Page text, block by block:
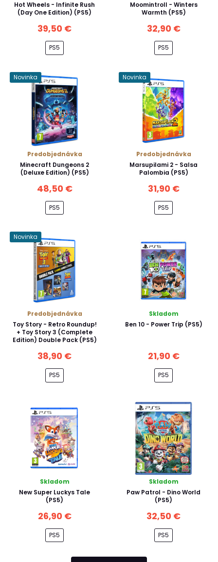
Hot Wheels - Infinite Rush
(Day One Edition) (PS5)
39,50 €
PS5
Moomintroll - Winters
Warmth (PS5)
32,90 €
PS5
Novinka
Predobjednávka
Minecraft Dungeons 2
(Deluxe Edition) (PS5)
48,50 €
PS5
Novinka
Predobjednávka
Marsupilami 2 - Salsa
Palombia (PS5)
31,90 €
PS5
Novinka
Predobjednávka
Toy Story - Retro Roundup!
+ Toy Story 3 (Complete
Edition) Double Pack (PS5)
38,90 €
PS5
Skladom
Ben 10 - Power Trip (PS5)
21,90 €
PS5
Skladom
New Super Luckys Tale
(PS5)
26,90 €
PS5
Skladom
Paw Patrol - Dino World
(PS5)
32,50 €
PS5